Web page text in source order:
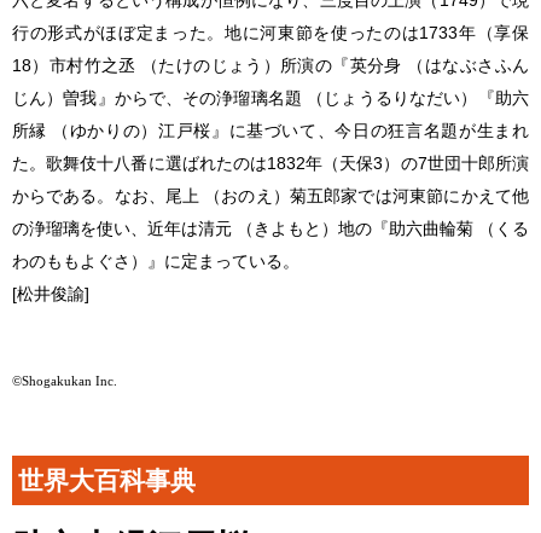
行の形式がほぼ定まった。地に河東節を使ったのは1733年（享保
18）市村竹之丞 （たけのじょう）所演の『英分身 （はなぶさふん
じん）曽我』からで、その浄瑠璃名題 （じょうるりなだい）『助六
所縁 （ゆかりの）江戸桜』に基づいて、今日の狂言名題が生まれ
た。歌舞伎十八番に選ばれたのは1832年（天保3）の7世団十郎所演
からである。なお、尾上 （おのえ）菊五郎家では河東節にかえて他
の浄瑠璃を使い、近年は清元 （きよもと）地の『助六曲輪菊 （くる
わのももよぐさ）』に定まっている。
[松井俊諭]
©Shogakukan Inc.
世界大百科事典